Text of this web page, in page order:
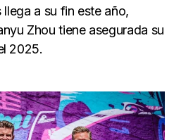
a su fin este año,
Zhou tiene asegurada su
2025.